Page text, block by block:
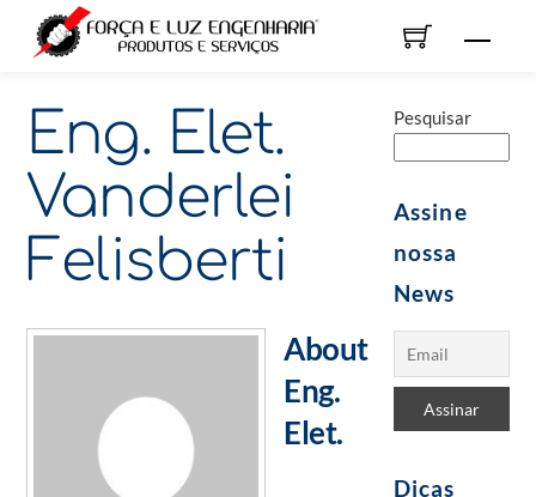
Eng. Elet.
Vanderlei
Felisberti
About
Eng.
Elet.
Pesquisar
Assine
nossa
News
Dicas